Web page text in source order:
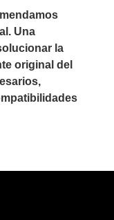
Una
la
original del